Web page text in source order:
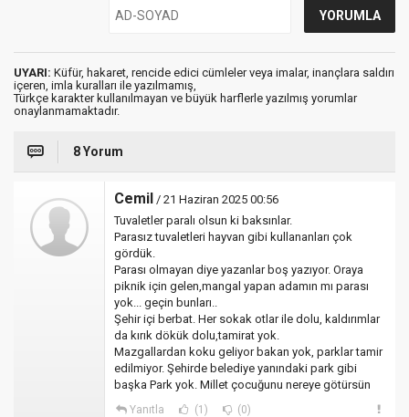
UYARI: Küfür, hakaret, rencide edici cümleler veya imalar, inançlara saldırı
içeren, imla kuralları ile yazılmamış,
Türkçe karakter kullanılmayan ve büyük harflerle yazılmış yorumlar
onaylanmamaktadır.
8 Yorum
Cemil / 21 Haziran 2025 00:56
Tuvaletler paralı olsun ki baksınlar.
Parasız tuvaletleri hayvan gibi kullananları çok
gördük.
Parası olmayan diye yazanlar boş yazıyor. Oraya
piknik için gelen,mangal yapan adamın mı parası
yok... geçin bunları..
Şehir içi berbat. Her sokak otlar ile dolu, kaldırımlar
da kırık dökük dolu,tamirat yok.
Mazgallardan koku geliyor bakan yok, parklar tamir
edilmiyor. Şehirde belediye yanındaki park gibi
başka Park yok. Millet çocuğunu nereye götürsün
Yanıtla (1) (0)